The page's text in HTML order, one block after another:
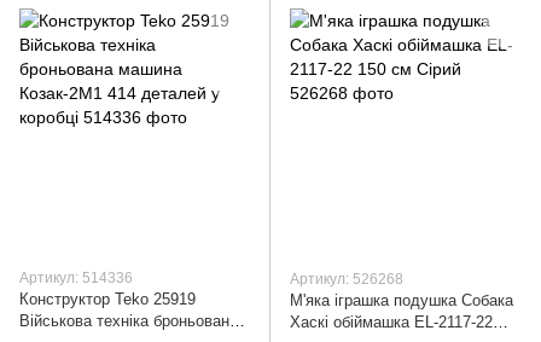
Артикул: 514336
Конструктор Teko 25919
Військова техніка броньована
Артикул: 526268
М'яка іграшка подушка Собака
Хаскі обіймашка EL-2117-22